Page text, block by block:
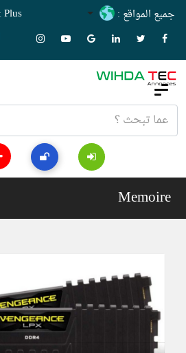
جميع المواقع :
Memoire